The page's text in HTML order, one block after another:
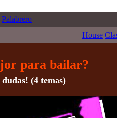
Palabrero
House
para bailar?
(4 temas)